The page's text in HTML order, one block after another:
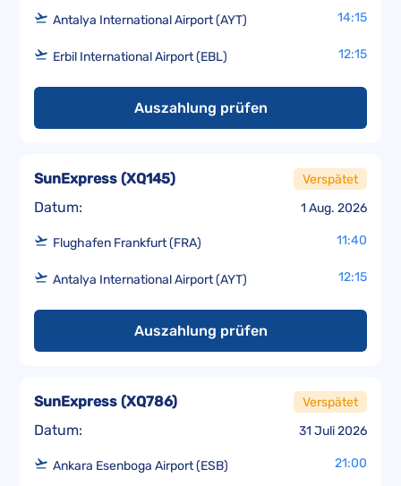
Antalya International Airport (AYT) 14:15
Erbil International Airport (EBL) 12:15
Auszahlung prüfen
Datum: 1 Aug. 2026
SunExpress (XQ145) Verspätet
Flughafen Frankfurt (FRA) 11:40
Antalya International Airport (AYT) 12:15
Auszahlung prüfen
Datum: 31 Juli 2026
SunExpress (XQ786) Verspätet
Ankara Esenboga Airport (ESB) 21:00